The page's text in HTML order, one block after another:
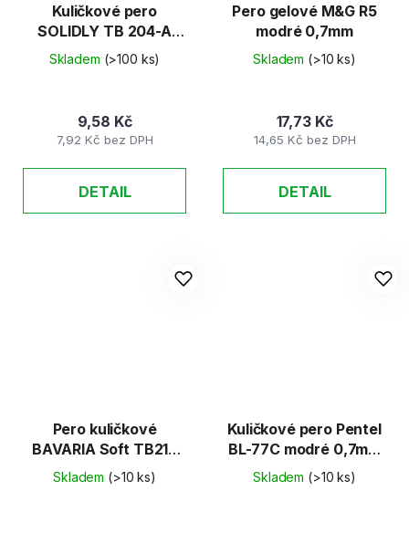
Kuličkové pero
SOLIDLY TB 204-A
Pastel 0,7 mm/modré,
mix 5 barev
Skladem (>100 ks)
7,92 Kč bez DPH
9,58 Kč
DETAIL
Pero gelové M&G R5
modré 0,7mm
Skladem (>10 ks)
14,65 Kč bez DPH
17,73 Kč
DETAIL
Pero kuličkové
BAVARIA Soft TB214
pogumované
Skladem (>10 ks)
Kuličkové pero Pentel
BL-77C modré 0,7mm
/náplň LR7-C/
Skladem (>10 ks)